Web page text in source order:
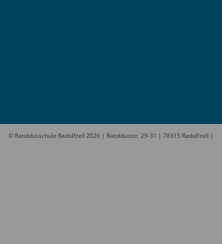
© Ratoldusschule Radolfzell 2026 | Ratoldusstr. 29-31 | 78315 Radolfzell |